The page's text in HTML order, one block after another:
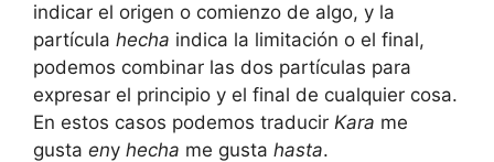
indicar el origen o comienzo de algo, y la
partícula hecha indica la limitación o el final,
podemos combinar las dos partículas para
expresar el principio y el final de cualquier cosa.
En estos casos podemos traducir Kara me
gusta eny hecha me gusta hasta.